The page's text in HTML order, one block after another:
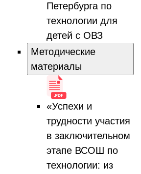
Петербурга по
технологии для
детей с ОВЗ
Методические
материалы
«Успехи и
трудности участия
в заключительном
этапе ВСОШ по
технологии: из